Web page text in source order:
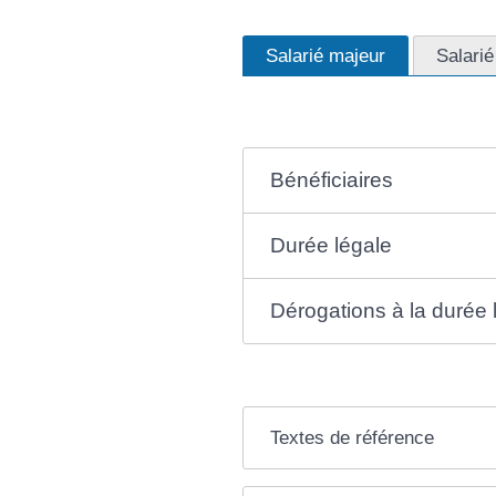
Salarié majeur
Bénéficiaires
Durée légale
Dérogations à la durée
Textes de référence